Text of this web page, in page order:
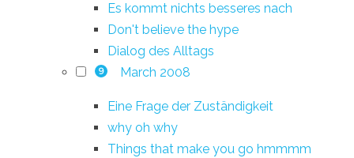
Es kommt nichts besseres nach
Don't believe the hype
Dialog des Alltags
9 March 2008
Eine Frage der Zuständigkeit
why oh why
Things that make you go hmmmm